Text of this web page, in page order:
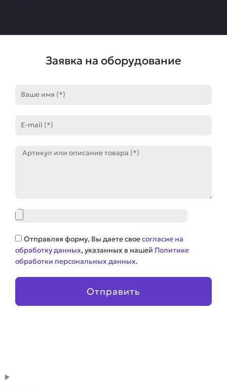
Заявка на оборудование
mail
Артикул
Файл
Соглашение
Отправляя форму, Вы даете своесогласие на
обработку данных, указанных в нашей Политике
обработки персональных данных.
Отправить